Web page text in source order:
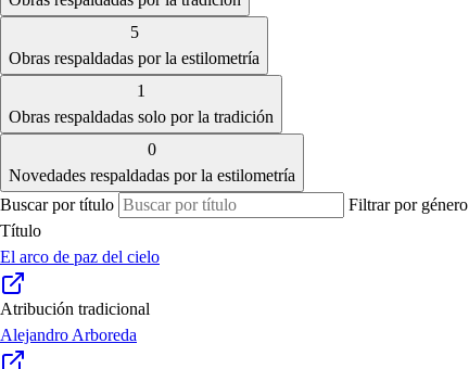
5
Obras respaldadas por la estilometría
1
Obras respaldadas solo por la tradición
0
Novedades respaldadas por la estilometría
Buscar por título
Filtrar por género
Título
El arco de paz del cielo
Atribución tradicional
Alejandro Arboreda